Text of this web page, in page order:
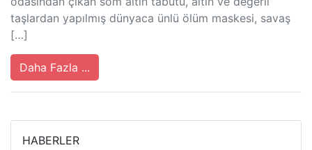
taşlardan yapılmış dünyaca ünlü ölüm maskesi, savaş
[…]
Daha Fazla ...
HABERLER